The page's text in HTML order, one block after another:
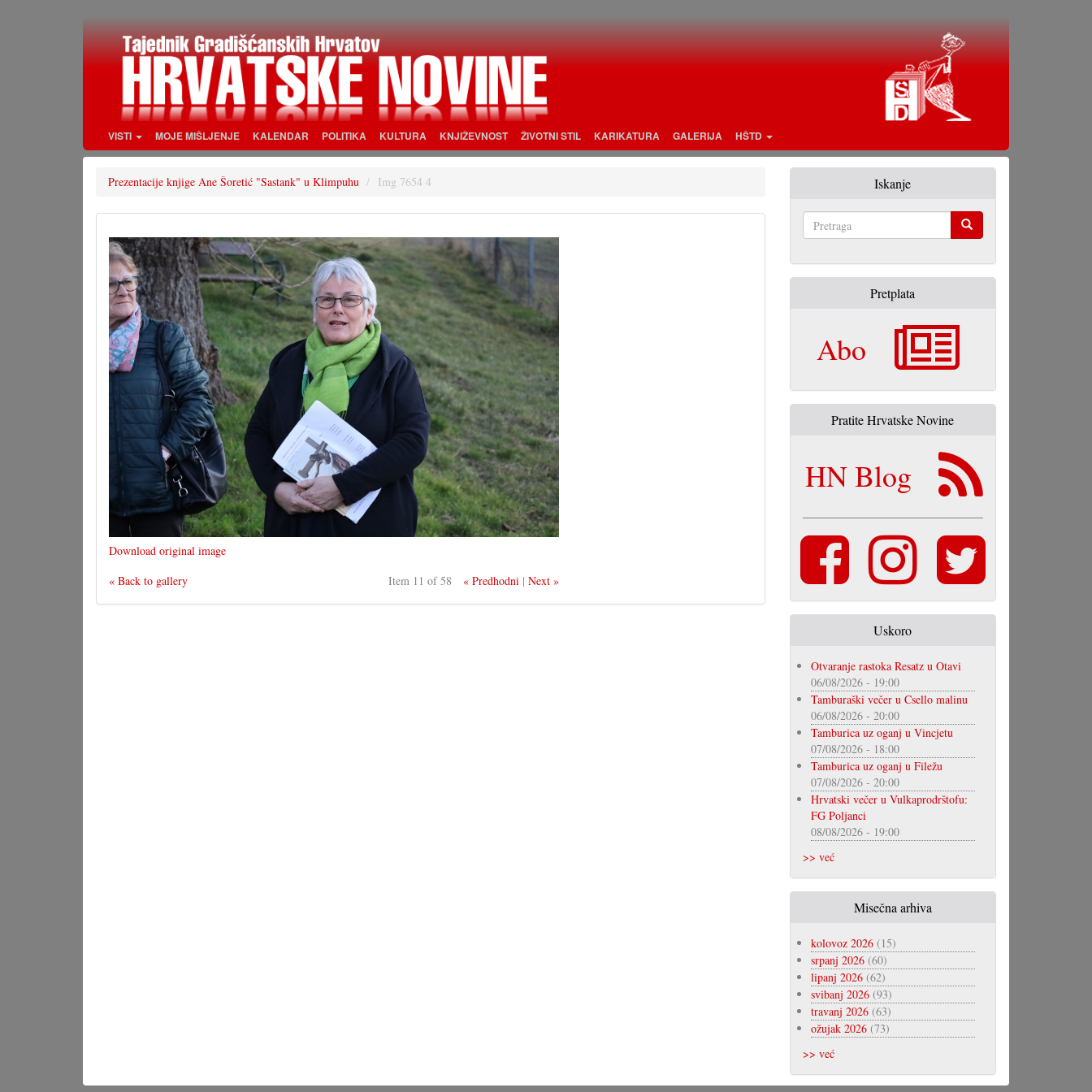
VISTI MOJE MIŠLJENJE KALENDAR POLITIKA KULTURA KNJIŽEVNOST ŽIVOTNI STIL KARIKATURA GALERIJA HŠTD
Prezentacije knjige Ane Šoretić "Sastank" u Klimpuhu Img 7654 4
Download original image
« Back to gallery
Item 11 of 58 « Predhodni |Next »
Iskanje
Pretplata
Abo
Pratite Hrvatske Novine
HN Blog
Uskoro
Otvaranje rastoka Resatz u Otavi
06/08/2026 - 19:00
Tamburaški večer u Csello malinu
06/08/2026 - 20:00
Tamburica uz oganj u Vincjetu
07/08/2026 - 18:00
Tamburica uz oganj u Filežu
07/08/2026 - 20:00
Hrvatski večer u Vulkaprodrštofu:
FG Poljanci
08/08/2026 - 19:00
>> već
Misečna arhiva
kolovoz 2026(15)
srpanj 2026(60)
lipanj 2026(62)
svibanj 2026(93)
travanj 2026(63)
ožujak 2026(73)
>> već